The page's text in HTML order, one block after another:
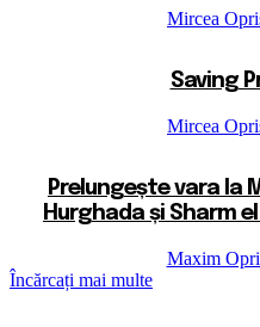
Mircea
Saving
Mircea
Prelungește vara la
Hurghada și Sharm
Maxim
Încărcați mai multe